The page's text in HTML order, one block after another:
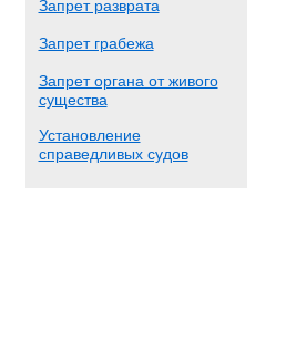
Запрет разврата
Запрет грабежа
Запрет органа от живого
существа
Установление
справедливых судов